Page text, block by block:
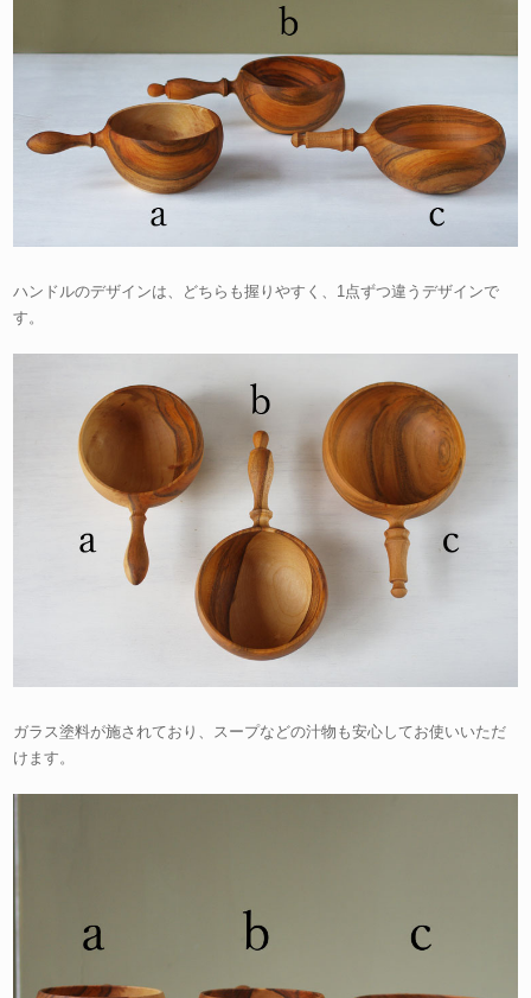
ハンドルのデザインは、どちらも握りやすく、1点ずつ違うデザインで
す。
ガラス塗料が施されており、スープなどの汁物も安心してお使いいただ
けます。